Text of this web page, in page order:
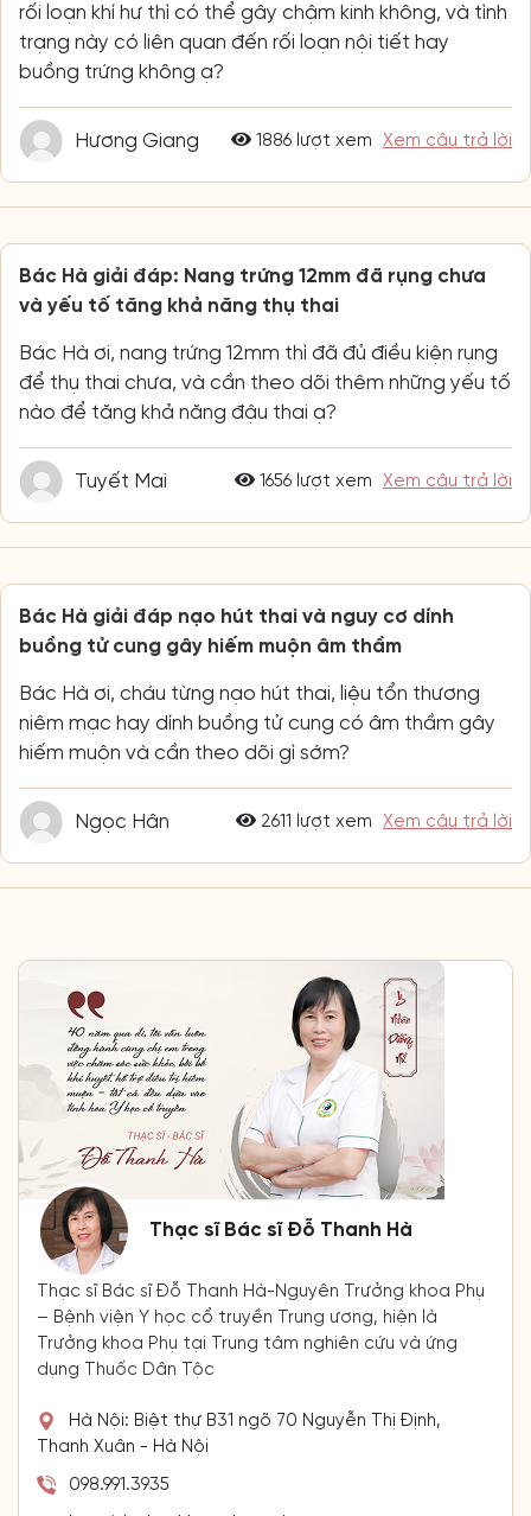
rối loạn khí hư thì có thể gây chậm kinh không, và tình
trạng này có liên quan đến rối loạn nội tiết hay
buồng trứng không ạ?
Hương Giang 1886 lượt xem Xem câu trả lời
Bác Hà giải đáp: Nang trứng 12mm đã rụng chưa
và yếu tố tăng khả năng thụ thai
Bác Hà ơi, nang trứng 12mm thì đã đủ điều kiện rụng
để thụ thai chưa, và cần theo dõi thêm những yếu tố
nào để tăng khả năng đậu thai ạ?
Tuyết Mai 1656 lượt xem Xem câu trả lời
Bác Hà giải đáp nạo hút thai và nguy cơ dính
buồng tử cung gây hiếm muộn âm thầm
Bác Hà ơi, cháu từng nạo hút thai, liệu tổn thương
niêm mạc hay dính buồng tử cung có âm thầm gây
hiếm muộn và cần theo dõi gì sớm?
Ngọc Hân 2611 lượt xem Xem câu trả lời
Thạc sĩ Bác sĩ Đỗ Thanh Hà
Thạc sĩ Bác sĩ Đỗ Thanh Hà-Nguyên Trưởng khoa Phụ
– Bệnh viện Y học cổ truyền Trung ương, hiện là
Trưởng khoa Phụ tại Trung tâm nghiên cứu và ứng
dụng Thuốc Dân Tộc
Hà Nội: Biệt thự B31 ngõ 70 Nguyễn Thị Định,
Thanh Xuân - Hà Nội
098.991.3935